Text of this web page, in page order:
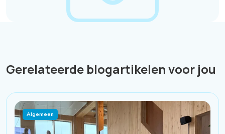
Gerelateerde blogartikelen voor jou
Algemeen